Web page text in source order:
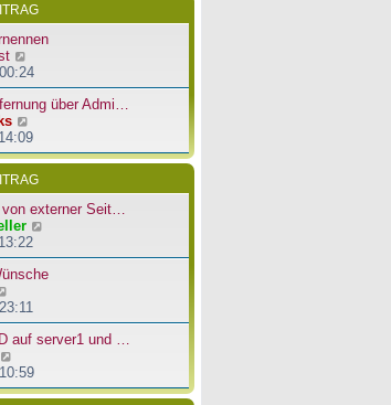
s
e
r
B
e
t
a
g
e
u
e
s
t
e
B
e
t
a
über Admi…
e
u
s
e
r
B
e
t
a
externer Seit…
u
e
e
r
i
e
u
e
s
t
e
auf server1 und …
e
u